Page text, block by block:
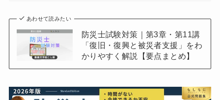
あわせて読みたい
防災士試験対策｜第3章・第11講
「復旧・復興と被災者支援」をわ
かりやすく解説【要点まとめ】